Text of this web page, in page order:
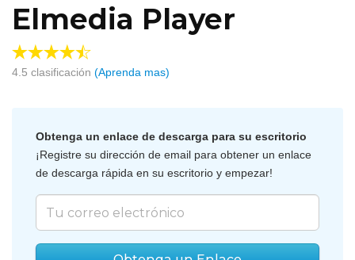
Elmedia Player
4.5 clasificación (Aprenda mas)
Obtenga un enlace de descarga para su escritorio
¡Registre su dirección de email para obtener un enlace
de descarga rápida en su escritorio y empezar!